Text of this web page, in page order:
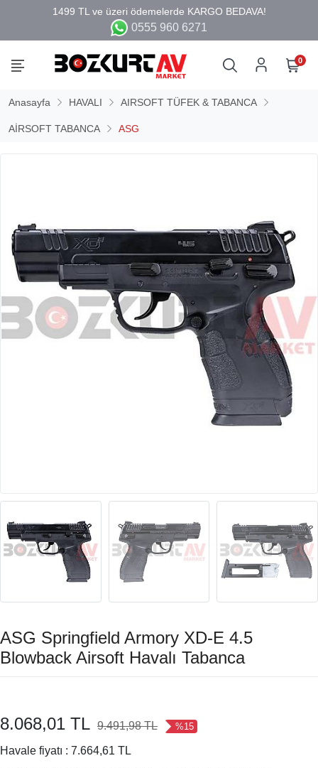
0555 960 6271
0
Anasayfa HAVALI AIRSOFT TÜFEK & TABANCA
AİRSOFT TABANCA ASG
ASG Springfield Armory XD-E 4.5
Blowback Airsoft Havalı Tabanca
8.068,01 TL 9.491,98 TL %15
Havale fiyatı : 7.664,61 TL